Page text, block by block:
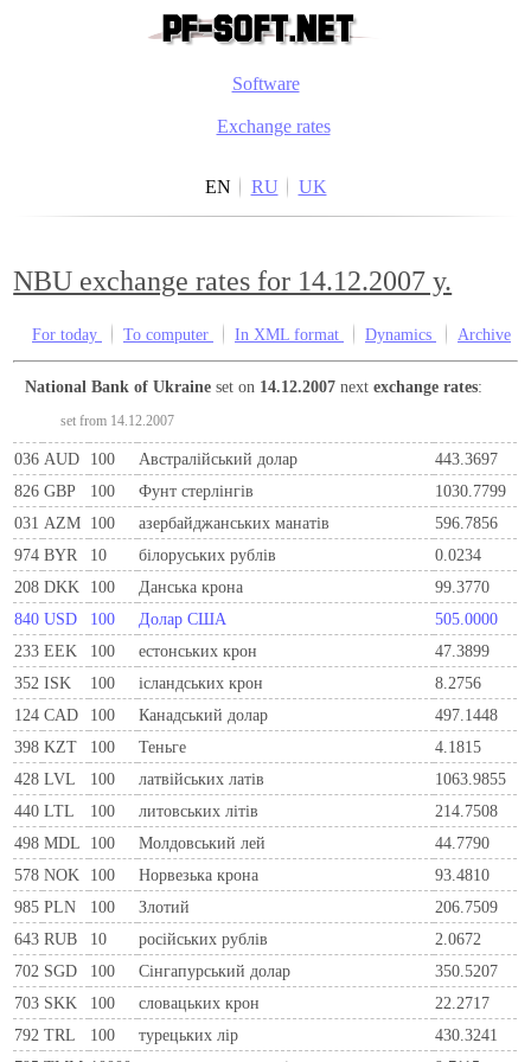
Software
Exchange rates
EN RU UK
NBU exchange rates for 14.12.2007 y.
For today To computer In XML format Dynamics Archive
National Bank of Ukraine set on 14.12.2007 nextexchange rates:
set from 14.12.2007
036 AUD 100 Австралійський долар
443.3697
826 GBP 100 Фунт стерлінгів
1030.7799
031 AZM 100 азербайджанських манатів
596.7856
974 BYR 10 білоруських рублів
0.0234
208 DKK 100 Данська крона
99.3770
840 USD 100 Долар США
505.0000
233 EEK 100 естонських крон
47.3899
352 ISK 100 ісландських крон
8.2756
124 CAD 100 Канадський долар
497.1448
398 KZT 100 Теньге
4.1815
428 LVL 100 латвійських латів
1063.9855
440 LTL 100 литовських літів
214.7508
498 MDL 100 Молдовський лей
44.7790
578 NOK 100 Норвезька крона
93.4810
985 PLN 100 Злотий
206.7509
643 RUB 10 російських рублів
2.0672
702 SGD 100 Сінгапурський долар
350.5207
703 SKK 100 словацьких крон
22.2717
792 TRL 100 турецьких лір
430.3241